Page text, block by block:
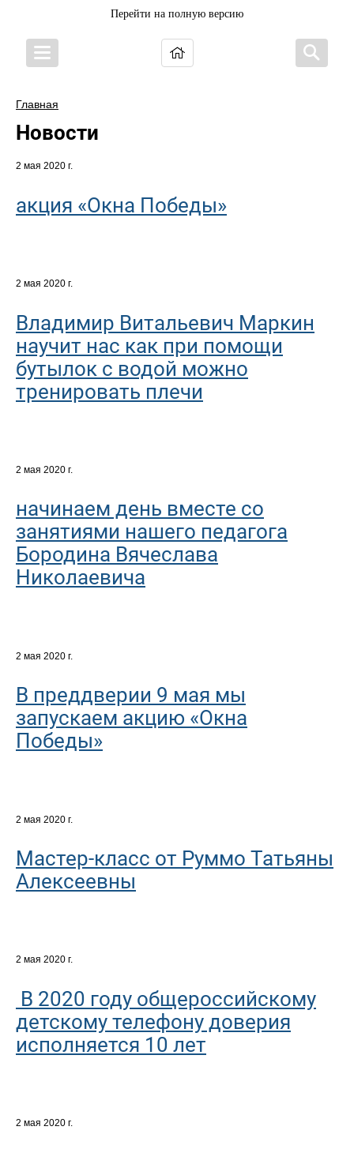
Перейти на полную версию
Главная
Новости
2 мая 2020 г.
акция «Окна Победы»
2 мая 2020 г.
Владимир Витальевич Маркин
научит нас как при помощи
бутылок с водой можно
тренировать плечи
2 мая 2020 г.
начинаем день вместе со
занятиями нашего педагога
Бородина Вячеслава
Николаевича
2 мая 2020 г.
В преддверии 9 мая мы
запускаем акцию «Окна
Победы»
2 мая 2020 г.
Мастер-класс от Руммо Татьяны
Алексеевны
2 мая 2020 г.
В 2020 году общероссийскому
детскому телефону доверия
исполняется 10 лет
2 мая 2020 г.